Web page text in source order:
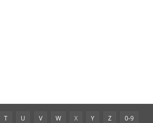
T U V W X Y Z 0-9